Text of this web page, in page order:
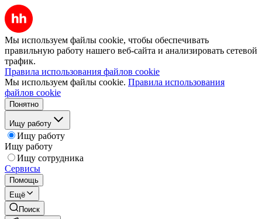
Мы используем файлы cookie, чтобы обеспечивать
правильную работу нашего веб-сайта и анализировать сетевой
трафик.
Правила использования файлов cookie
Мы используем файлы cookie. Правила использования
файлов cookie
Понятно
Ищу работу
Ищу работу
Ищу работу
Ищу сотрудника
Сервисы
Помощь
Ещё
Поиск